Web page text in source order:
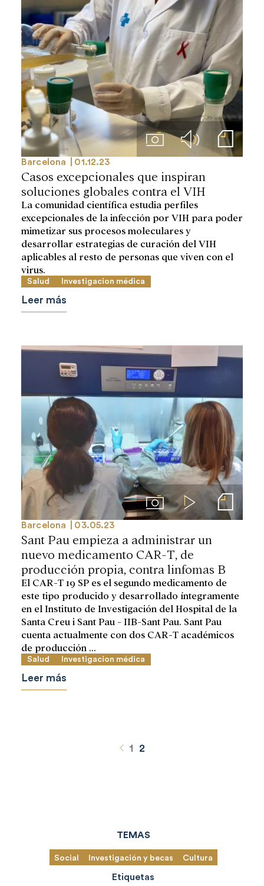
Imágenes Audios Notas de prensa
Barcelona 01.12.23
Casos excepcionales que inspiran
soluciones globales contra el VIH
La comunidad científica estudia perfiles
excepcionales de la infección por VIH para poder
mimetizar sus procesos moleculares y
desarrollar estrategias de curación del VIH
aplicables al resto de personas que viven con el
virus.
Salud Investigacion médica
Leer más
ImágenesVideos Notas de prensa
Barcelona 03.05.23
Sant Pau empieza a administrar un
nuevo medicamento CAR-T, de
producción propia, contra linfomas B
El CAR-T 19 SP es el segundo medicamento de
este tipo producido y desarrollado íntegramente
en el Instituto de Investigación del Hospital de la
Santa Creu i Sant Pau - IIB-Sant Pau. Sant Pau
cuenta actualmente con dos CAR-T académicos
de producción ...
Salud Investigacion médica
Leer más
Anterior
1 2
TEMAS
Social Investigación y becas Cultura
Etiquetas